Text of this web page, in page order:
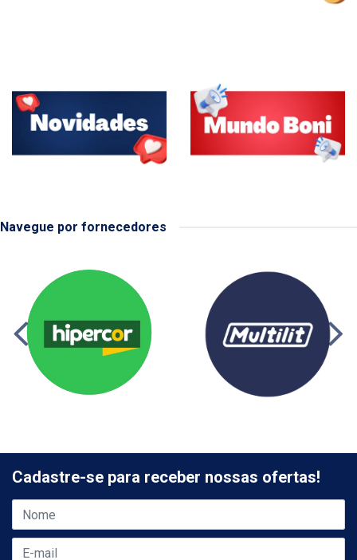
Navegue por fornecedores
Cadastre-se para receber nossas ofertas!